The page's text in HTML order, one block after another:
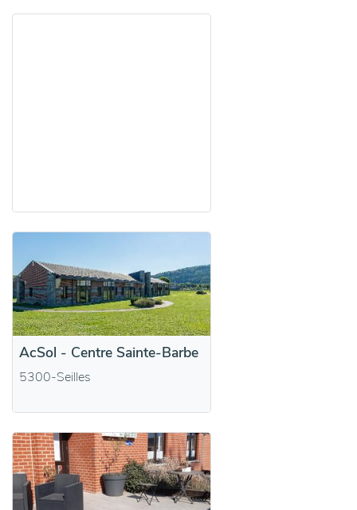
AcSol - Centre Sainte-Barbe
5300-Seilles